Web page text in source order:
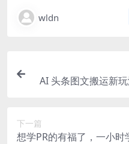
wldn
AI 头条图文搬运新
下一篇
想学PR的有福了，一小时